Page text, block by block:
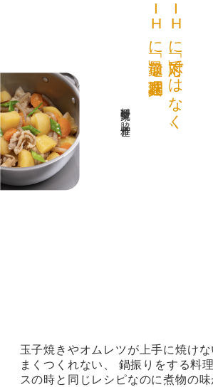
I
H
に「対応」ではなく、
I
H
に「最適」な調理器具を。
料理研究家 脇 雅世
玉子焼きやオムレツが上手に焼けな
まくつくれない、
スの時と同じレシピなのに煮物の